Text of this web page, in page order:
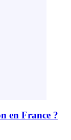
en France ?